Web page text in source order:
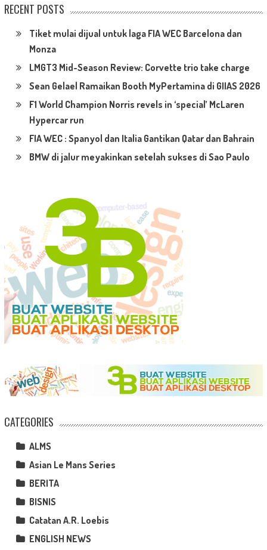
RECENT POSTS
Tiket mulai dijual untuk laga FIA WEC Barcelona dan
Monza
LMGT3 Mid-Season Review: Corvette trio take charge
Sean Gelael Ramaikan Booth MyPertamina di GIIAS 2026
F1 World Champion Norris revels in ‘special’ McLaren
Hypercar run
FIA WEC : Spanyol dan Italia Gantikan Qatar dan Bahrain
BMW di jalur meyakinkan setelah sukses di Sao Paulo
CATEGORIES
ALMS
Asian Le Mans Series
BERITA
BISNIS
Catatan A.R. Loebis
ENGLISH NEWS